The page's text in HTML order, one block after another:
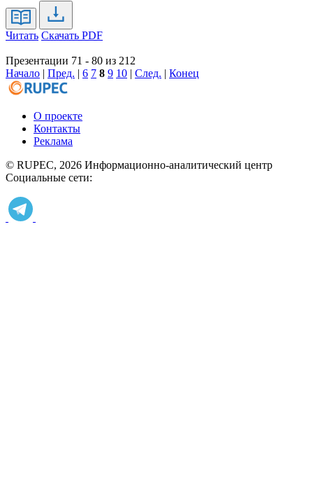
Читать Скачать PDF
Презентации 71 - 80 из 212
Начало | Пред. | 6 7 8 9 10 | След. | Конец
О проекте
Контакты
Реклама
© RUPEC, 2026 Информационно-аналитический центр
Социальные сети: